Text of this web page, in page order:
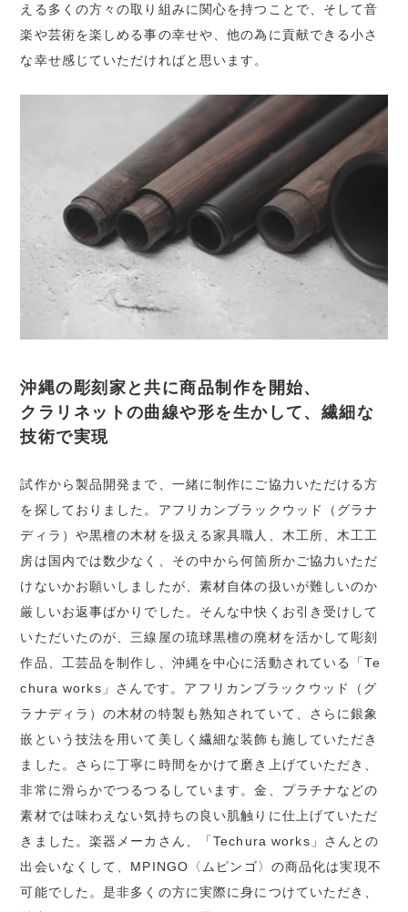
える多くの方々の取り組みに関心を持つことで、そして音
楽や芸術を楽しめる事の幸せや、他の為に貢献できる小さ
な幸せ感じていただければと思います。
沖縄の彫刻家と共に商品制作を開始、
クラリネットの曲線や形を生かして、繊細な
技術で実現
試作から製品開発まで、一緒に制作にご協力いただける方
を探しておりました。アフリカンブラックウッド（グラナ
ディラ）や黒檀の木材を扱える家具職人、木工所、木工工
房は国内では数少なく、その中から何箇所かご協力いただ
けないかお願いしましたが、素材自体の扱いが難しいのか
厳しいお返事ばかりでした。そんな中快くお引き受けして
いただいたのが、三線屋の琉球黒檀の廃材を活かして彫刻
作品、工芸品を制作し、沖縄を中心に活動されている「Te
chura works」さんです。アフリカンブラックウッド（グ
ラナディラ）の木材の特製も熟知されていて、さらに銀象
嵌という技法を用いて美しく繊細な装飾も施していただき
ました。さらに丁寧に時間をかけて磨き上げていただき、
非常に滑らかでつるつるしています。金、プラチナなどの
素材では味わえない気持ちの良い肌触りに仕上げていただ
きました。楽器メーカさん、「Techura works」さんとの
出会いなくして、MPINGO〈ムピンゴ〉の商品化は実現不
可能でした。是非多くの方に実際に身につけていただき、